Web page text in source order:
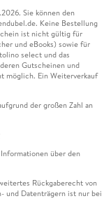
Sie können den
Keine Bestellung
ist nicht gültig für
und eBooks) sowie für
select und das
Gutscheinen und
möglich. Ein Weiterverkauf
der großen Zahl an
über den
Rückgaberecht von
und Datenträgern ist nur bei